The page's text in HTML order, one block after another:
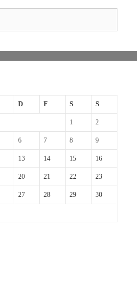
D F S S
1 2
6 7 8 9
13 14 15 16
20 21 22 23
27 28 29 30